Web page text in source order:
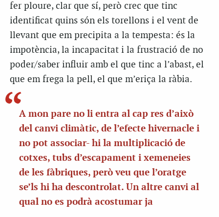
fer ploure, clar que sí, però crec que tinc
identificat quins són els torellons i el vent de
llevant que em precipita a la tempesta: és la
impotència, la incapacitat i la frustració de no
poder/saber influir amb el que tinc a l’abast, el
que em frega la pell, el que m’eriça la ràbia.
A mon pare no li entra al cap res d’això
del canvi climàtic, de l’efecte hivernacle i
no pot associar- hi la multiplicació de
cotxes, tubs d’escapament i xemeneies
de les fàbriques, però veu que l’oratge
se’ls hi ha descontrolat. Un altre canvi al
qual no es podrà acostumar ja